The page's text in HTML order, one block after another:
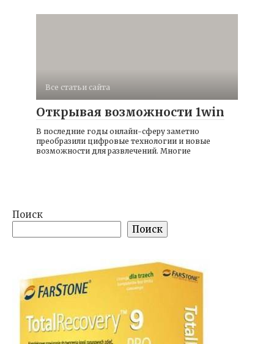
Все статьи сайта
Открывая возможности 1win
В последние годы онлайн-сферу заметно
преобразили цифровые технологии и новые
возможности для развлечений. Многие
Поиск
Поиск